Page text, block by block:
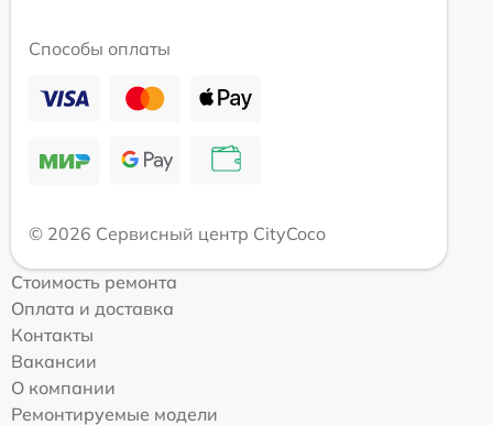
Способы оплаты
© 2026 Сервисный центр CityCoco
Стоимость ремонта
Оплата и доставка
Контакты
Вакансии
О компании
Ремонтируемые модели